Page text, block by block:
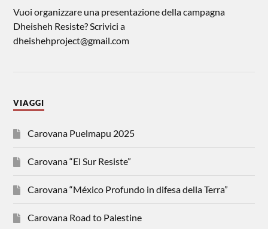
Vuoi organizzare una presentazione della campagna
Dheisheh Resiste? Scrivici a
dheishehproject@gmail.com
VIAGGI
Carovana Puelmapu 2025
Carovana “El Sur Resiste”
Carovana “México Profundo in difesa della Terra”
Carovana Road to Palestine